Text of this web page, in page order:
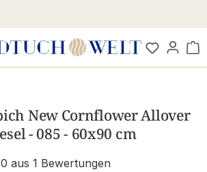
New Cornflower Allover
- 085 - 60x90 cm
aus 1 Bewertungen